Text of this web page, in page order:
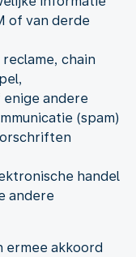
of van derde
chain
andere
(spam)
handel
andere
ermee akkoord